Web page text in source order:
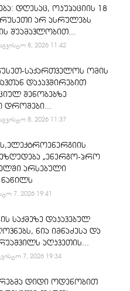
დღესაც, ოკუპაციის 18
არ ასრულებს
შუამავლობით...
აგვისტო 8, 2026 11:42
საქართველოს ომის
დაკავშირებით
შენობებზე
დროშები...
აგვისტო 8, 2026 11:37
„ენერგო-პრო
არსებული
ნაწილს
7, 2026 19:41
საქმეზე დაკავებულ
ნია იმნაძესა და
აღკვეთის...
7, 2026 19:34
დიდი ოდენობით